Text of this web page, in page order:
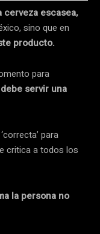
cerveza escasea,
sino que en
producto.
para
servir una
para
critica a todos los
la persona no